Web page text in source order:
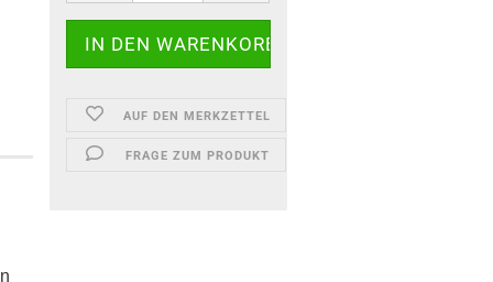
AUF DEN MERKZETTEL
FRAGE ZUM PRODUKT